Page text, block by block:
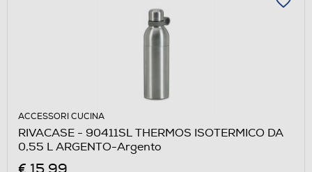
ACCESSORI CUCINA
RIVACASE - 90411SL THERMOS ISOTERMICO DA
0,55 L ARGENTO-Argento